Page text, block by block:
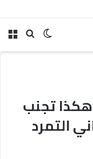
بحث الوضع
تجنب
التمرد